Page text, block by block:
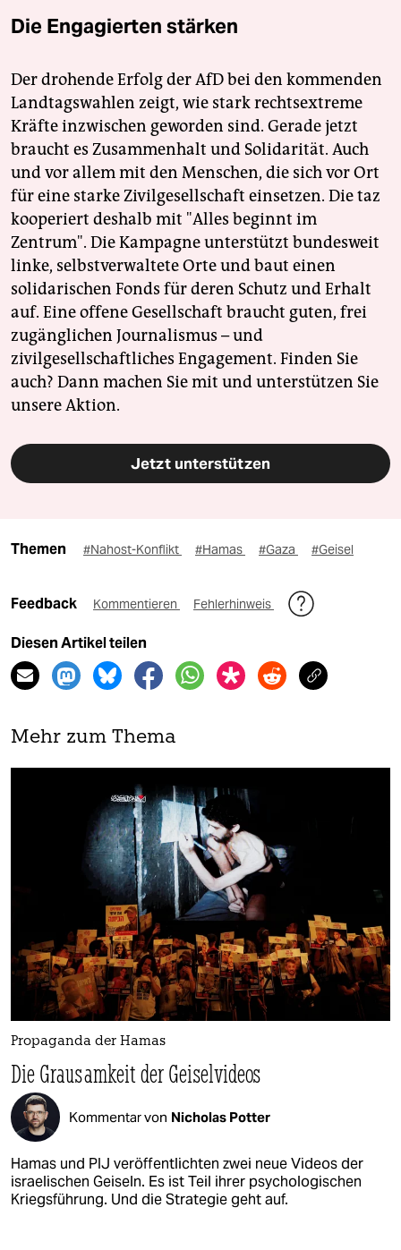
Die Engagierten stärken
Der drohende Erfolg der AfD bei den kommenden
Landtagswahlen zeigt, wie stark rechtsextreme
Kräfte inzwischen geworden sind. Gerade jetzt
braucht es Zusammenhalt und Solidarität. Auch
und vor allem mit den Menschen, die sich vor Ort
für eine starke Zivilgesellschaft einsetzen. Die taz
kooperiert deshalb mit "Alles beginnt im
Zentrum". Die Kampagne unterstützt bundesweit
linke, selbstverwaltete Orte und baut einen
solidarischen Fonds für deren Schutz und Erhalt
auf. Eine offene Gesellschaft braucht guten, frei
zugänglichen Journalismus – und
zivilgesellschaftliches Engagement. Finden Sie
auch? Dann machen Sie mit und unterstützen Sie
unsere Aktion.
Jetzt unterstützen
Themen #Nahost-Konflikt #Hamas #Gaza #Geisel
Feedback Kommentieren Fehlerhinweis
Diesen Artikel teilen
Mehr zum Thema
Propaganda der Hamas
Die Grausamkeit der Geiselvideos
Kommentar von Nicholas Potter
Hamas und PIJ veröffentlichten zwei neue Videos der
israelischen Geiseln. Es ist Teil ihrer psychologischen
Kriegsführung. Und die Strategie geht auf.